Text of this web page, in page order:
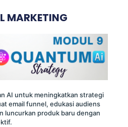
MARKETING
AI untuk meningkatkan strategi
email funnel, edukasi audiens
luncurkan produk baru dengan